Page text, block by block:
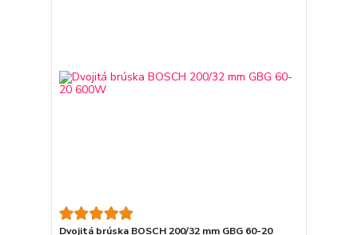
Dvojitá brúska BOSCH 200/32 mm GBG 60-20